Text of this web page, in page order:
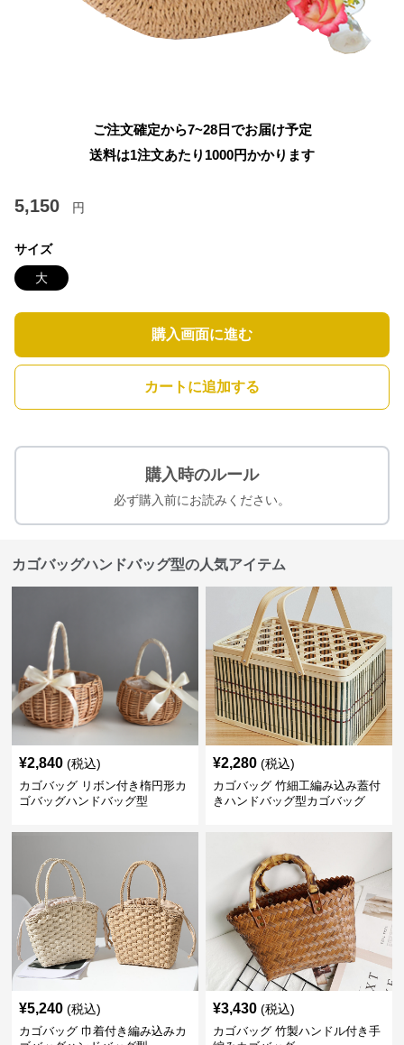
ご注文確定から7~28日でお届け予定
送料は1注文あたり 1000円かかります
5,150 円
サイズ
大
購入画面に進む
カートに追加する
購入時のルール
必ず購入前にお読みください。
カゴバッグハンドバッグ型の人気アイテム
¥2,840 (税込)
カゴバッグ リボン付き楕円形カ
ゴバッグハンドバッグ型
¥2,280 (税込)
カゴバッグ 竹細工編み込み蓋付
きハンドバッグ型カゴバッグ
¥5,240 (税込)
カゴバッグ 巾着付き編み込みカ
¥3,430 (税込)
カゴバッグ 竹製ハンドル付き手